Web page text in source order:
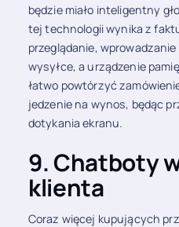
będzie miało inteligentny
tej technologii wynika z
przeglądanie,
wysyłce, a urządzenie
łatwo powtórzyć
jedzenie na wynos, będąc
dotykania ekranu.
9. Chatboty
klienta
Coraz więcej kupujących